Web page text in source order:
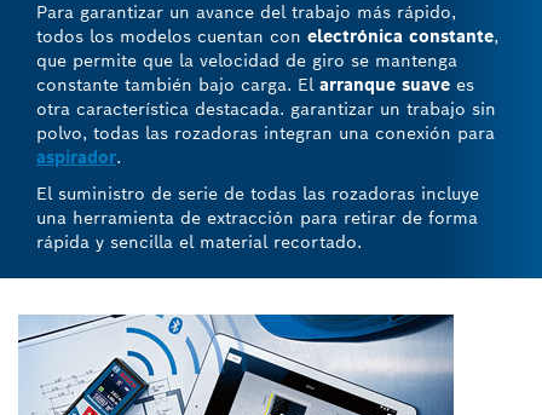
Para garantizar un avance del trabajo más rápido,
todos los modelos cuentan con electrónica constante,
que permite que la velocidad de giro se mantenga
constante también bajo carga. El arranque suave es
otra característica destacada. garantizar un trabajo sin
polvo, todas las rozadoras integran una conexión para
aspirador.
El suministro de serie de todas las rozadoras incluye
una herramienta de extracción para retirar de forma
rápida y sencilla el material recortado.